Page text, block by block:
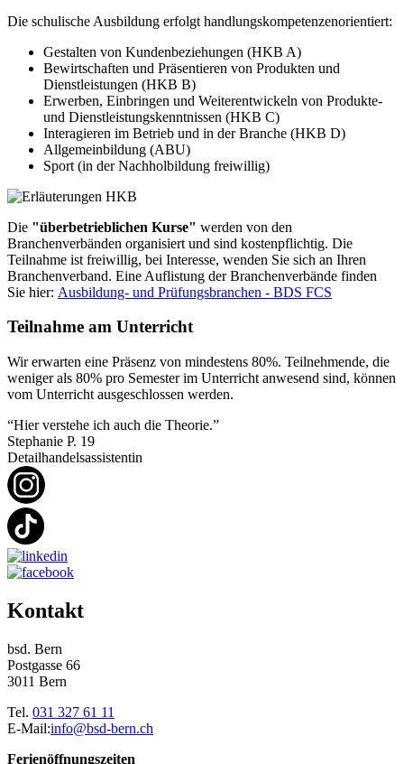
Die schulische Ausbildung erfolgt handlungskompetenzenorientiert:
Gestalten von Kundenbeziehungen (HKB A)
Bewirtschaften und Präsentieren von Produkten und
Dienstleistungen (HKB B)
Erwerben, Einbringen und Weiterentwickeln von Produkte-
und Dienstleistungskenntnissen (HKB C)
Interagieren im Betrieb und in der Branche (HKB D)
Allgemeinbildung (ABU)
Sport (in der Nachholbildung freiwillig)
Die "überbetrieblichen Kurse" werden von den
Branchenverbänden organisiert und sind kostenpflichtig. Die
Teilnahme ist freiwillig, bei Interesse, wenden Sie sich an Ihren
Branchenverband. Eine Auflistung der Branchenverbände finden
Sie hier: Ausbildung- und Prüfungsbranchen - BDS FCS
Teilnahme am Unterricht
Wir erwarten eine Präsenz von mindestens 80%. Teilnehmende, die
weniger als 80% pro Semester im Unterricht anwesend sind, können
vom Unterricht ausgeschlossen werden.
“Hier verstehe ich auch die Theorie.”
Stephanie P. 19
Detailhandelsassistentin
Kontakt
bsd. Bern
Postgasse 66
3011 Bern
Tel. 031 327 61 11
E-Mail:info@bsd-bern.ch
Ferienöffnungszeiten